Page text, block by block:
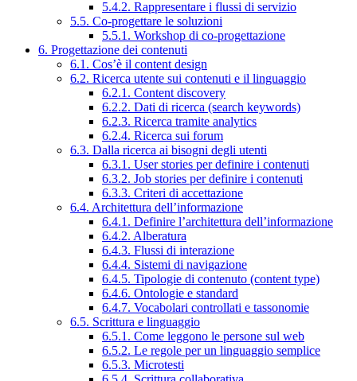
5.4.2. Rappresentare i flussi di servizio
5.5. Co-progettare le soluzioni
5.5.1. Workshop di co-progettazione
6. Progettazione dei contenuti
6.1. Cos’è il content design
6.2. Ricerca utente sui contenuti e il linguaggio
6.2.1. Content discovery
6.2.2. Dati di ricerca (search keywords)
6.2.3. Ricerca tramite analytics
6.2.4. Ricerca sui forum
6.3. Dalla ricerca ai bisogni degli utenti
6.3.1. User stories per definire i contenuti
6.3.2. Job stories per definire i contenuti
6.3.3. Criteri di accettazione
6.4. Architettura dell’informazione
6.4.1. Definire l’architettura dell’informazione
6.4.2. Alberatura
6.4.3. Flussi di interazione
6.4.4. Sistemi di navigazione
6.4.5. Tipologie di contenuto (content type)
6.4.6. Ontologie e standard
6.4.7. Vocabolari controllati e tassonomie
6.5. Scrittura e linguaggio
6.5.1. Come leggono le persone sul web
6.5.2. Le regole per un linguaggio semplice
6.5.3. Microtesti